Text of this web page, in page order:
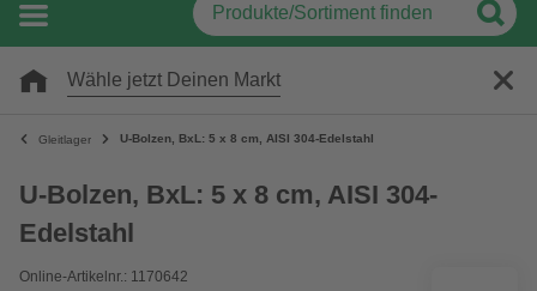
Wähle jetzt Deinen Markt
Gleitlager U-Bolzen, BxL: 5 x 8 cm, AISI 304-Edelstahl
U-Bolzen, BxL: 5 x 8 cm, AISI 304-
Edelstahl
Online-Artikelnr.: 1170642